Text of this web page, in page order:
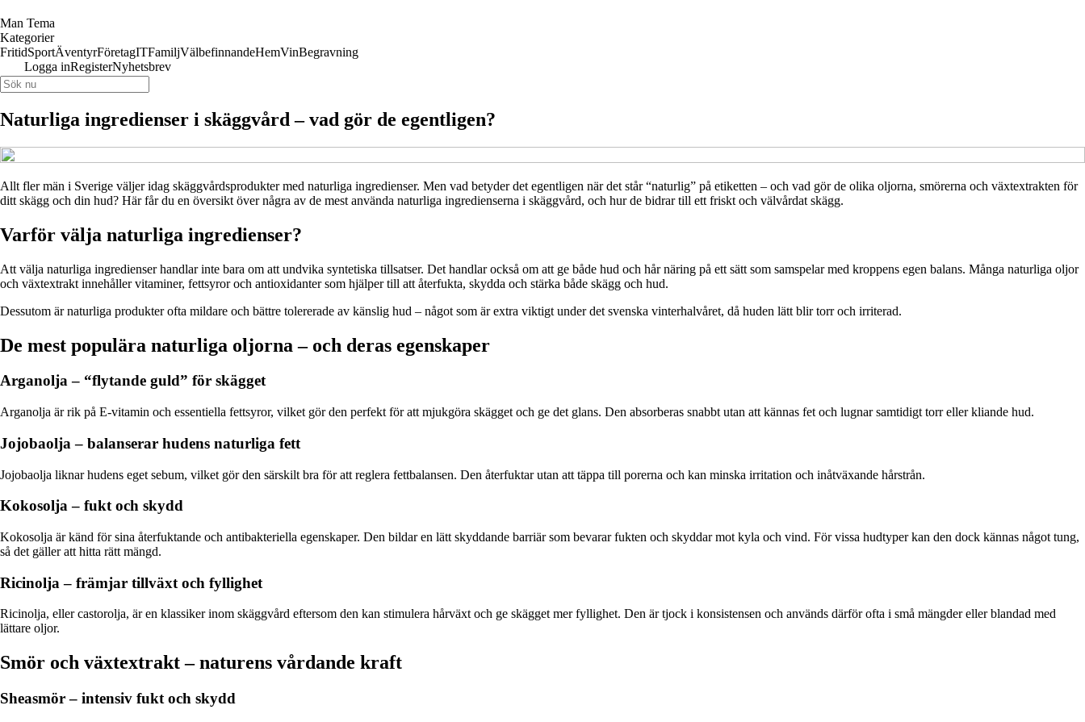
Man Tema
Kategorier
FritidSportÄventyrFöretagITFamiljVälbefinnandeHemVinBegravning
Logga inRegisterNyhetsbrev
Naturliga ingredienser i skäggvård – vad gör de egentligen?
Allt fler män i Sverige väljer idag skäggvårdsprodukter med naturliga ingredienser. Men vad betyder det egentligen när det står “naturlig” på etiketten – och vad gör de olika oljorna, smörerna och växtextrakten för
ditt skägg och din hud? Här får du en översikt över några av de mest använda naturliga ingredienserna i skäggvård, och hur de bidrar till ett friskt och välvårdat skägg.
Varför välja naturliga ingredienser?
Att välja naturliga ingredienser handlar inte bara om att undvika syntetiska tillsatser. Det handlar också om att ge både hud och hår näring på ett sätt som samspelar med kroppens egen balans. Många naturliga oljor
och växtextrakt innehåller vitaminer, fettsyror och antioxidanter som hjälper till att återfukta, skydda och stärka både skägg och hud.
Dessutom är naturliga produkter ofta mildare och bättre tolererade av känslig hud – något som är extra viktigt under det svenska vinterhalvåret, då huden lätt blir torr och irriterad.
De mest populära naturliga oljorna – och deras egenskaper
Arganolja – “flytande guld” för skägget
Arganolja är rik på E-vitamin och essentiella fettsyror, vilket gör den perfekt för att mjukgöra skägget och ge det glans. Den absorberas snabbt utan att kännas fet och lugnar samtidigt torr eller kliande hud.
Jojobaolja – balanserar hudens naturliga fett
Jojobaolja liknar hudens eget sebum, vilket gör den särskilt bra för att reglera fettbalansen. Den återfuktar utan att täppa till porerna och kan minska irritation och inåtväxande hårstrån.
Kokosolja – fukt och skydd
Kokosolja är känd för sina återfuktande och antibakteriella egenskaper. Den bildar en lätt skyddande barriär som bevarar fukten och skyddar mot kyla och vind. För vissa hudtyper kan den dock kännas något tung,
så det gäller att hitta rätt mängd.
Ricinolja – främjar tillväxt och fyllighet
Ricinolja, eller castorolja, är en klassiker inom skäggvård eftersom den kan stimulera hårväxt och ge skägget mer fyllighet. Den är tjock i konsistensen och används därför ofta i små mängder eller blandad med
lättare oljor.
Smör och växtextrakt – naturens vårdande kraft
Sheasmör – intensiv fukt och skydd